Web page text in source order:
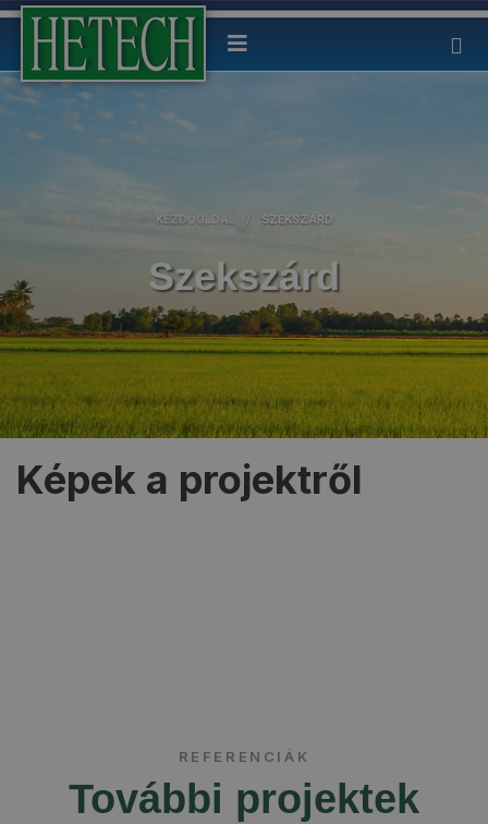
KEZDŐOLDAL / SZEKSZÁRD
Szekszárd
Képek a projektről
REFERENCIÁK
További projektek